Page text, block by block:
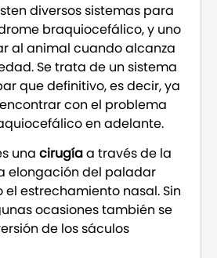
diversos sistemas para
braquiocefálico, y uno
al animal cuando alcanza
Se trata de un sistema
que definitivo, es decir, ya
con el problema
en adelante.
una cirugíaa través de la
elongación del paladar
estrechamiento nasal. Sin
ocasiones también se
de los sáculos